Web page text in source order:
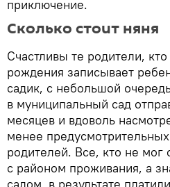
приключение.
Сколько стоит няня
Счастливы те родители,
рождения записывает
садик, с небольшой
в муниципальный сад
месяцев и вдоволь
менее
родителей. Все, кто не мог
с районом проживания, а